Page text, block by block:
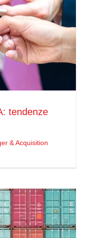
tendenze
& Acquisition